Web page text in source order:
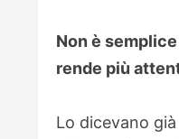
Non è
rende più
Lo dicevano